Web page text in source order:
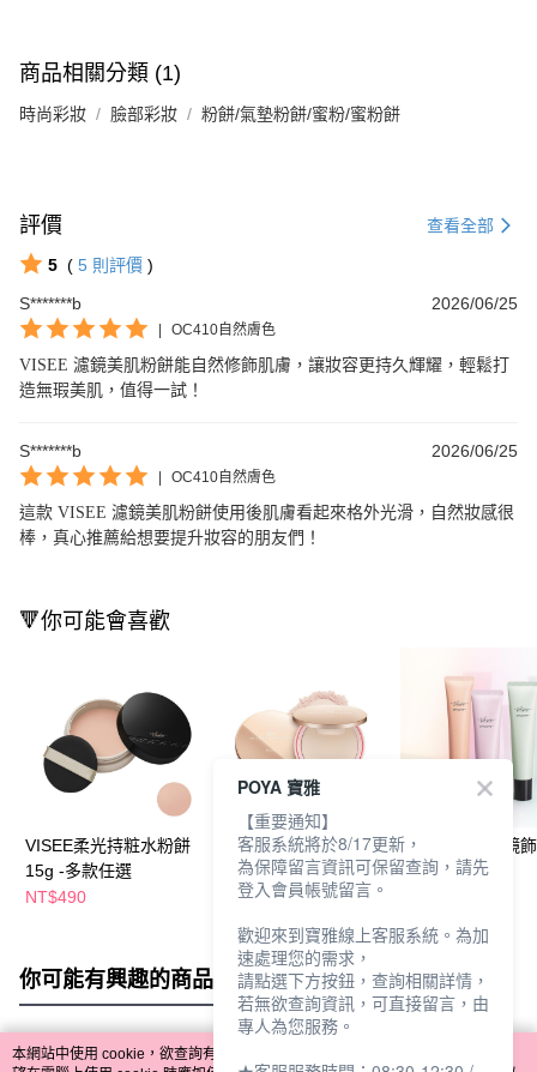
商品相關分類 (1)
時尚彩妝 臉部彩妝 粉餅/氣墊粉餅/蜜粉/蜜粉餅
評價 查看全部
5 ( 5 則評價 )
S*******b
2026/06/25
| OC410自然膚色
VISEE 濾鏡美肌粉餅能自然修飾肌膚，讓妝容更持久輝耀，輕鬆打
造無瑕美肌，值得一試！
S*******b 2026/06/25
| OC410自然膚色
這款 VISEE 濾鏡美肌粉餅使用後肌膚看起來格外光滑，自然妝感很
棒，真心推薦給想要提升妝容的朋友們！
🔻你可能會喜歡
VISEE柔光持粧水粉餅
15g -多款任選
NT$490
MKUP B5光透濾鏡蜜
粉餅
NT$578
VISEE光妍濾鏡
30g-多款任選
你可能有興趣的商品 全站排行
本網站中使用 cookie，欲查詢有關本網站使用 cookie 方式之詳情，及若您不希
POYA 寶雅
【重要通知】
客服系統將於8/17更新，
為保障留言資訊可保留查詢，請先
登入會員帳號留言。
歡迎來到寶雅線上客服系統。為加
速處理您的需求，
請點選下方按鈕，查詢相關詳情，
若無欲查詢資訊，可直接留言，由
專人為您服務。